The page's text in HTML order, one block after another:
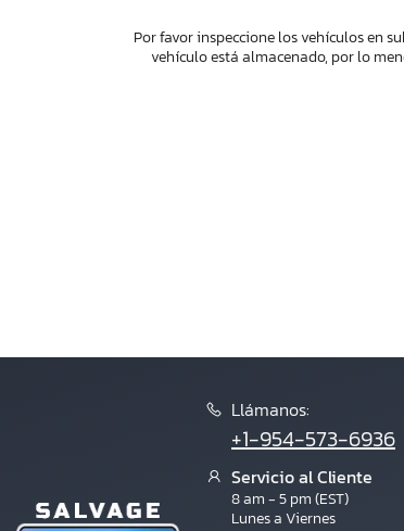
Por favor inspeccione los vehículos en
vehículo está almacenado, por lo
Llámanos:
+1-954-573-6936
Servicio al Cliente
8 am - 5 pm (EST)
Lunes a Viernes